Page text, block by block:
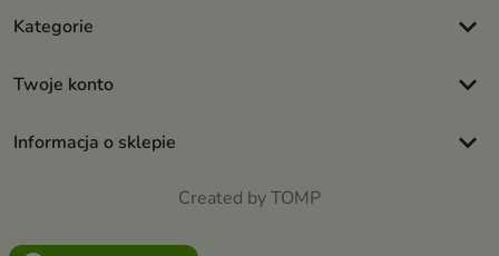
Kategorie keyboard_arrow_down
Twoje konto keyboard_arrow_down
Informacja o sklepie keyboard_arrow_down
Created by TOMP